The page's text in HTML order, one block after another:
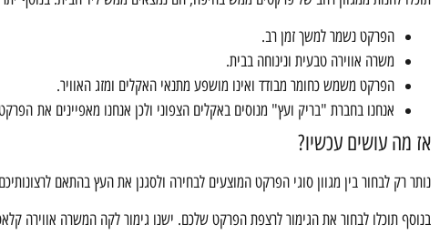
הפרקט נשמר למשך זמן רב.
משרה אווירה טבעית ונינוחה בבית.
הפרקט משמש כחומר מבודד ואינו מושפע מתנאי האקלים ומזג האוויר.
אנחנו בחברת "בריק ועץ" מנוסים באקלים הצפוני ולכן אנחנו מאפיינים את
אז מה עושים עכשיו?
נותר רק לבחור בין מגוון סוגי הפרקט המוצעים לבחירה ולסגנן את העץ בהתאם
בנוסף תוכלו לבחור את הגימור לרצפת הפרקט שלכם. ישנו גימור לקה המשרה אווירה